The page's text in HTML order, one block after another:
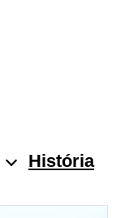
História